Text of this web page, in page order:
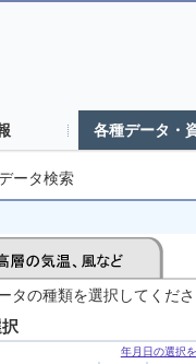
各種データ・
ータ検索
タの種類を選択してくだ
年月日の選択